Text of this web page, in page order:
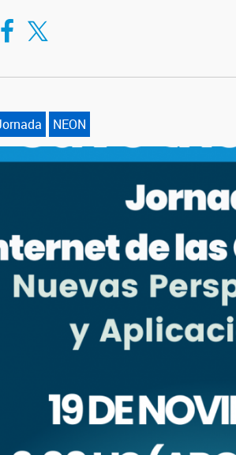
Compartir en Facebook
Compartir en Twitter
NEON